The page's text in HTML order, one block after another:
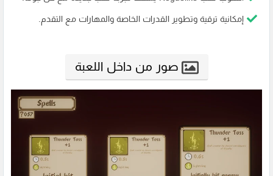
إمكانية ترقية وتطوير القدرات الخاصة والمهارات مع التقدم.
صور من داخل اللعبة